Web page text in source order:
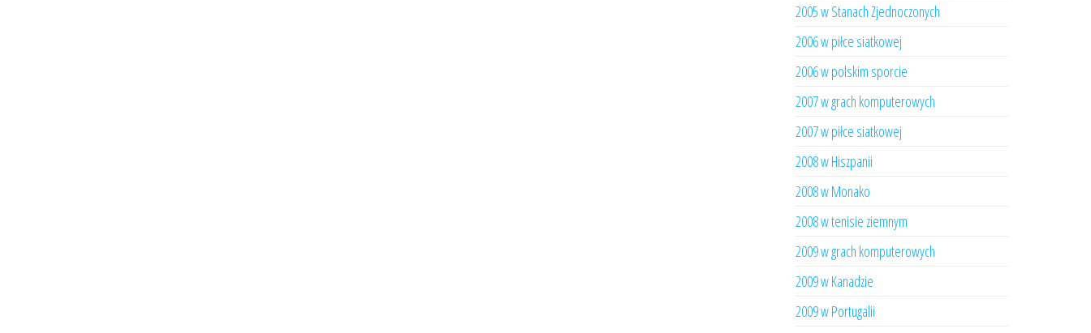
2005 w Stanach Zjednoczonych
2006 w piłce siatkowej
2006 w polskim sporcie
2007 w grach komputerowych
2007 w piłce siatkowej
2008 w Hiszpanii
2008 w Monako
2008 w tenisie ziemnym
2009 w grach komputerowych
2009 w Kanadzie
2009 w Portugalii